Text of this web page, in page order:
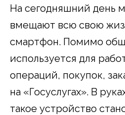
На сегодняшний день
вмещают всю свою
смартфон. Помимо
используется для
операций, покупок,
на «Госуслугах». В
такое устройство